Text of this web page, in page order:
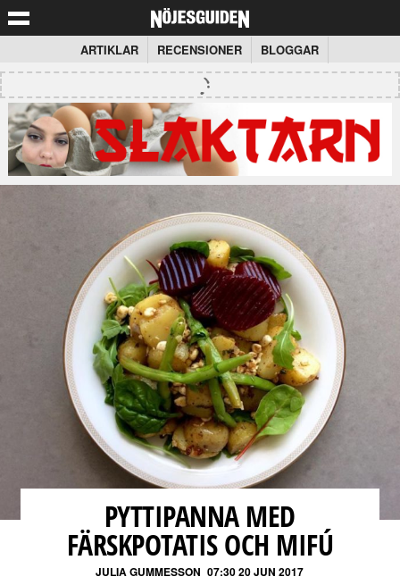
ARTIKLAR RECENSIONER BLOGGAR
PYTTIPANNA MED
FÄRSKPOTATIS OCH MIFÚ
JULIA GUMMESSON 07:30 20 JUN 2017